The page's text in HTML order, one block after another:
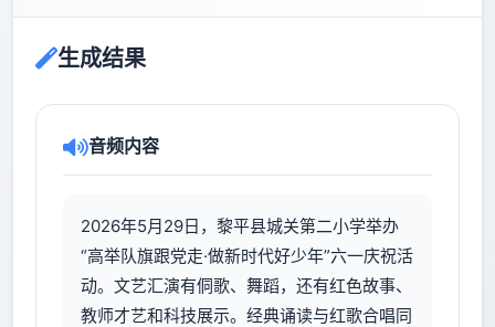
生成结果
音频内容
2026年5月29日，黎平县城关第二小学举办
“高举队旗跟党走·做新时代好少年”六一庆祝活
动。文艺汇演有侗歌、舞蹈，还有红色故事、
教师才艺和科技展示。经典诵读与红歌合唱同